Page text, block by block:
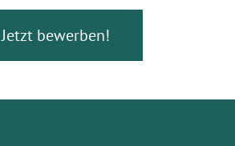
Jetzt bewerben!